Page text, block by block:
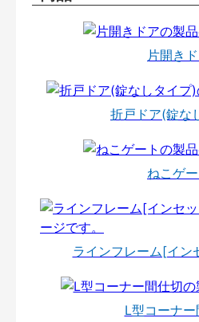
片開き
折戸ドア(錠な
ねこゲー
ラインフレーム[イン
L型コーナー